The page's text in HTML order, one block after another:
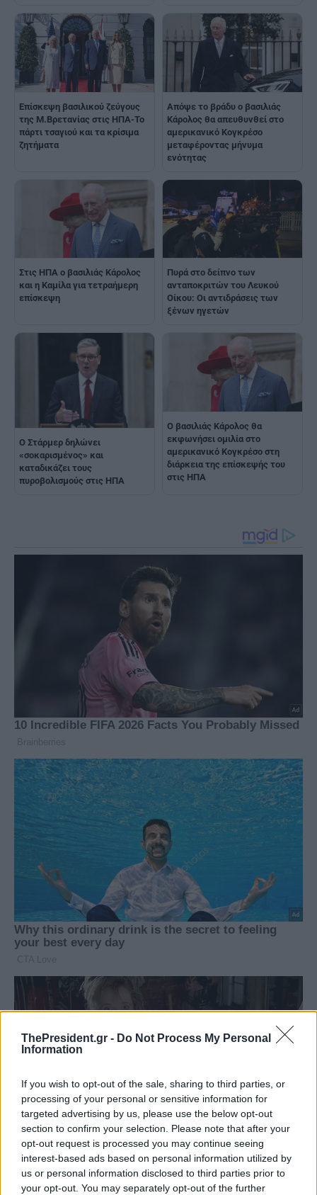
ThePresident.gr - Do Not Process My Personal
Information
If you wish to opt-out of the sale, sharing to third parties, or
processing of your personal or sensitive information for
targeted advertising by us, please use the below opt-out
section to confirm your selection. Please note that after your
opt-out request is processed you may continue seeing
interest-based ads based on personal information utilized by
us or personal information disclosed to third parties prior to
your opt-out. You may separately opt-out of the further
Επίσκεψη βασιλικού ζεύγους
της Μ.Βρετανίας στις ΗΠΑ-Το
πάρτι τσαγιού και τα κρίσιμα
ζητήματα
Απόψε το βράδυ ο βασιλιάς
Κάρολος θα απευθυνθεί στο
αμερικανικό Κογκρέσο
μεταφέροντας μήνυμα
ενότητας
Στις ΗΠΑ ο βασιλιάς Κάρολος
και η Καμίλα για τετραήμερη
επίσκεψη
Πυρά στο δείπνο των
ανταποκριτών του Λευκού
Οίκου: Οι αντιδράσεις των
ξένων ηγετών
Ο Στάρμερ δηλώνει
«σοκαρισμένος» και
καταδικάζει τους
πυροβολισμούς στις ΗΠΑ
Ο βασιλιάς Κάρολος θα
εκφωνήσει ομιλία στο
αμερικανικό Κογκρέσο στη
διάρκεια της επίσκεψής του
στις ΗΠΑ